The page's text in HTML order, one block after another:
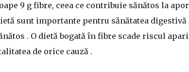
9 g fibre, ceea ce contribuie sănătos la
sunt importante pentru sănătatea digestivă
. O dietă bogată în fibre scade riscul
de orice cauză .